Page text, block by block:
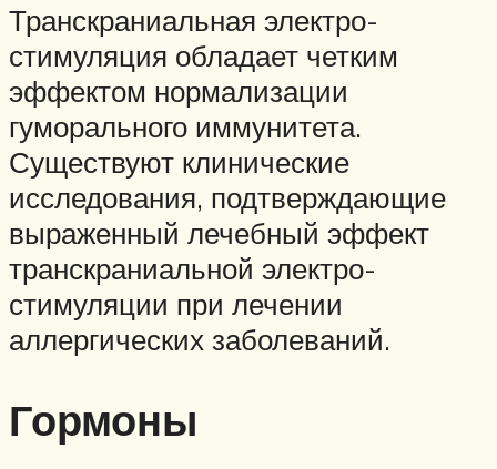
Транскраниальная электро-
стимуляция обладает четким
эффектом нормализации
гуморального иммунитета.
Существуют клинические
исследования, подтверждающие
выраженный лечебный эффект
транскраниальной электро-
стимуляции при лечении
аллергических заболеваний.
Гормоны